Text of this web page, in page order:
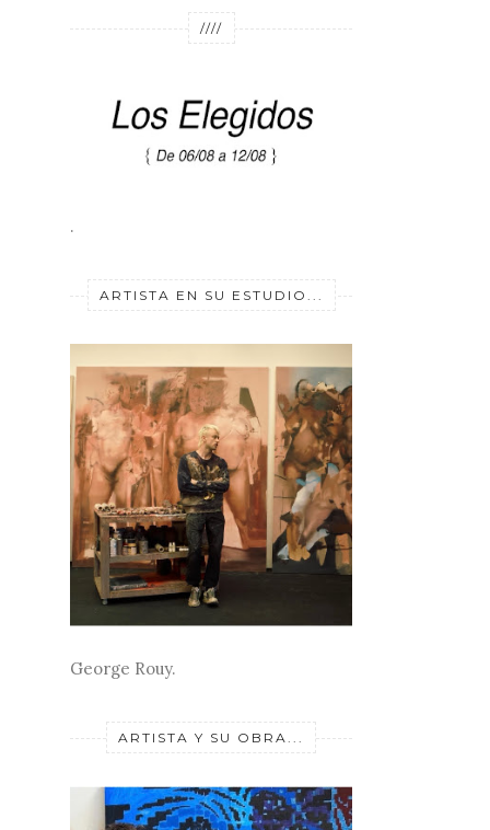
////
.
ARTISTA EN SU ESTUDIO...
George Rouy.
ARTISTA Y SU OBRA...